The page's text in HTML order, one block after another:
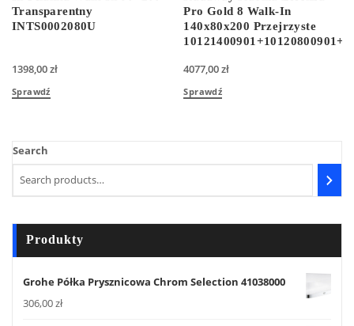
Transparentny
INTS0002080U
1398,00zł
Sprawdź
Pro Gold 8 Walk-In
140x80x200 Przejrzyste
4077,00zł
Sprawdź
Search
Produkty
Grohe Półka Prysznicowa Chrom Selection 41038000
306,00zł